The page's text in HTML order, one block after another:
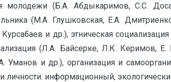
молодежи (Б.А. Абдыкаримов, С.С.
(М.А. Глушковская, Е.А.
и др.), этническая
(Л.А. Байсерке, Л.К. Керимов,
Уманов и др.), организация и
личности: информационный,